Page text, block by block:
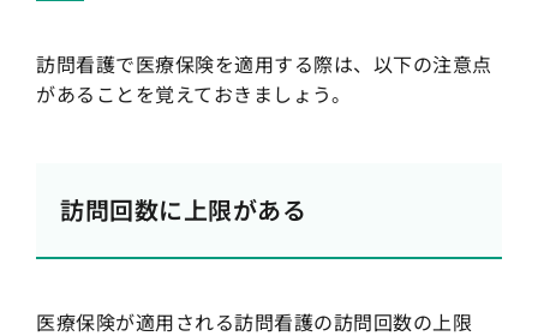
訪問看護で医療保険を適用する際は、以下の注意点
があることを覚えておきましょう。
訪問回数に上限がある
医療保険が適用される訪問看護の訪問回数の上限